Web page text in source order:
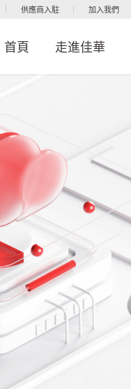
供應商入駐 加入我們
首頁 走進佳華